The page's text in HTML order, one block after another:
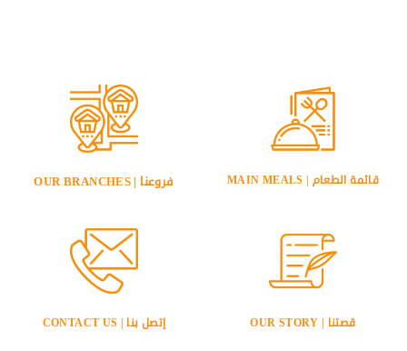
قائمة الطعام | MAIN MEALS فروعنا | OUR BRANCHES
قصتنا | OUR STORY إتصل بنا | CONTACT US